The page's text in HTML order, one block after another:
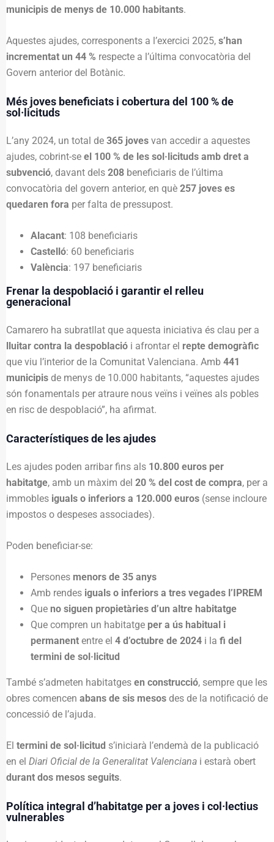
municipis de menys de 10.000 habitants.
Aquestes ajudes, corresponents a l’exercici 2025, s’han
incrementat un 44 % respecte a l’última convocatòria del
Govern anterior del Botànic.
Més joves beneficiats i cobertura del 100 % de
sol·licituds
L’any 2024, un total de 365 joves van accedir a aquestes
ajudes, cobrint-se el 100 % de les sol·licituds amb dret a
subvenció, davant dels 208 beneficiaris de l’última
convocatòria del govern anterior, en què 257 joves es
quedaren fora per falta de pressupost.
Alacant: 108 beneficiaris
Castelló: 60 beneficiaris
València: 197 beneficiaris
Frenar la despoblació i garantir el relleu
generacional
Camarero ha subratllat que aquesta iniciativa és clau per a
lluitar contra la despoblació i afrontar el repte demogràfic
que viu l’interior de la Comunitat Valenciana. Amb 441
municipis de menys de 10.000 habitants, “aquestes ajudes
són fonamentals per atraure nous veïns i veïnes als pobles
en risc de despoblació”, ha afirmat.
Característiques de les ajudes
Les ajudes poden arribar fins als 10.800 euros per
habitatge, amb un màxim del 20 % del cost de compra, per a
immobles iguals o inferiors a 120.000 euros (sense incloure
impostos o despeses associades).
Poden beneficiar-se:
Persones menors de 35 anys
Amb rendes iguals o inferiors a tres vegades l’IPREM
Que no siguen propietàries d’un altre habitatge
Que compren un habitatge per a ús habitual i
permanent entre el 4 d’octubre de 2024 i la fi del
termini de sol·licitud
També s’admeten habitatges en construcció, sempre que les
obres comencen abans de sis mesos des de la notificació de
concessió de l’ajuda.
El termini de sol·licitud s’iniciarà l’endemà de la publicació
en el Diari Oficial de la Generalitat Valenciana i estarà obert
durant dos mesos seguits.
Política integral d’habitatge per a joves i col·lectius
vulnerables